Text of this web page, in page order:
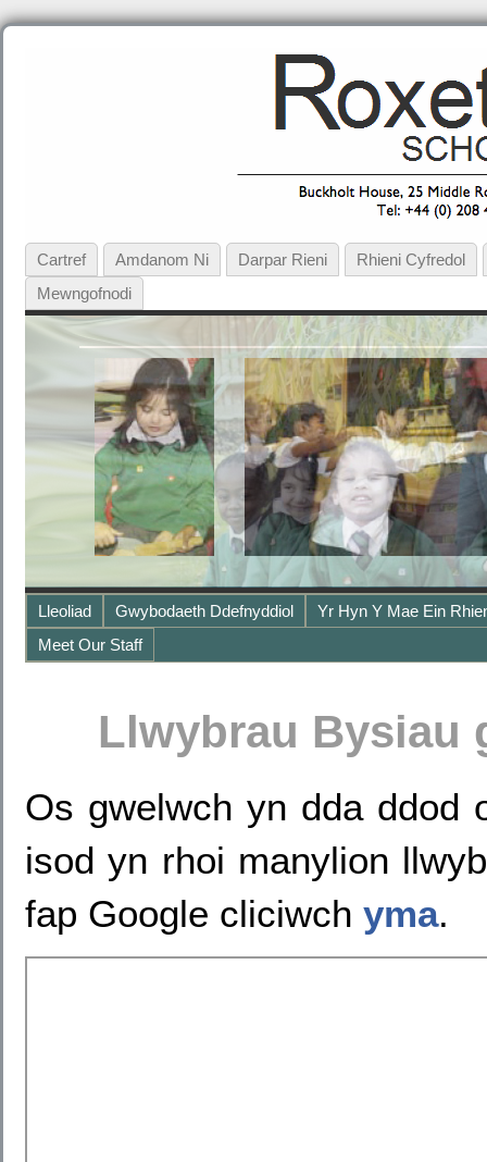
Cartref Amdanom Ni Darpar Rieni
Rhieni Cyfredol
Mewngofnodi
Lleoliad Gwybodaeth Ddefnyddiol
Yr Hyn Y Mae Ein
Meet Our Staff
Llwybrau Bysiau
Os gwelwch yn dda ddod
isod yn rhoi manylion
fap Google cliciwch yma.